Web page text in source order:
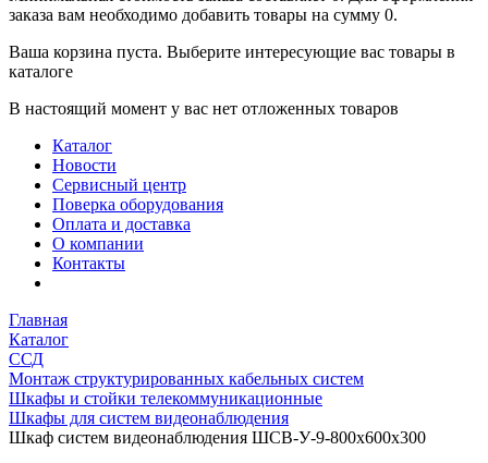
заказа вам необходимо добавить товары на сумму 0.
Ваша корзина пуста. Выберите интересующие вас товары в
каталоге
В настоящий момент у вас нет отложенных товаров
Каталог
Новости
Сервисный центр
Поверка оборудования
Оплата и доставка
О компании
Контакты
Главная
Каталог
ССД
Монтаж структурированных кабельных систем
Шкафы и стойки телекоммуникационные
Шкафы для систем видеонаблюдения
Шкаф систем видеонаблюдения ШСВ-У-9-800х600х300